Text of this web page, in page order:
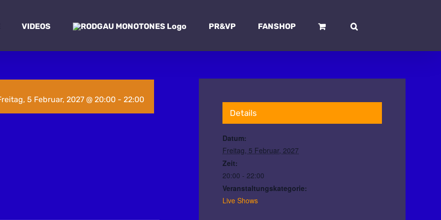
VIDEOS PR&VP FANSHOP
5 Februar, 2027 @ 20:00 - 22:00
Details
Datum:
Freitag, 5 Februar, 2027
Zeit:
20:00 - 22:00
Veranstaltungskategorie:
Live Shows